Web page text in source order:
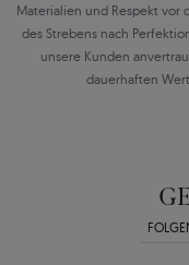
Materialien und Respekt vor
des Strebens nach
unsere Kunden
dauerhaften